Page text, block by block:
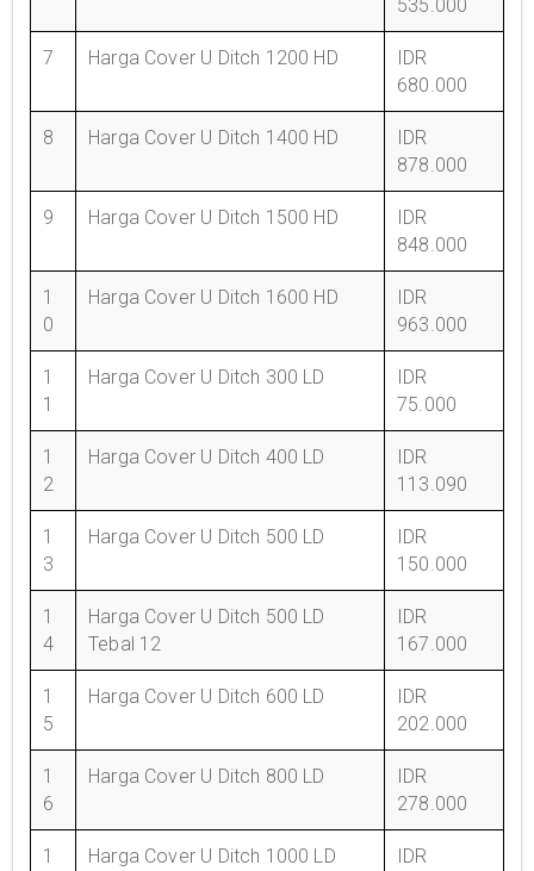
535.000
7 Harga Cover U Ditch 1200 HD
IDR
680.000
8 Harga Cover U Ditch 1400 HD
IDR
878.000
9 Harga Cover U Ditch 1500 HD
IDR
848.000
1
0
Harga Cover U Ditch 1600 HD
IDR
963.000
1
1
Harga Cover U Ditch 300 LD
IDR
75.000
1
2
Harga Cover U Ditch 400 LD
IDR
113.090
1
3
Harga Cover U Ditch 500 LD
IDR
150.000
1
4
Harga Cover U Ditch 500 LD
Tebal 12
IDR
167.000
1
5
Harga Cover U Ditch 600 LD
IDR
202.000
1
6
Harga Cover U Ditch 800 LD
IDR
278.000
1
Harga Cover U Ditch 1000 LD
IDR